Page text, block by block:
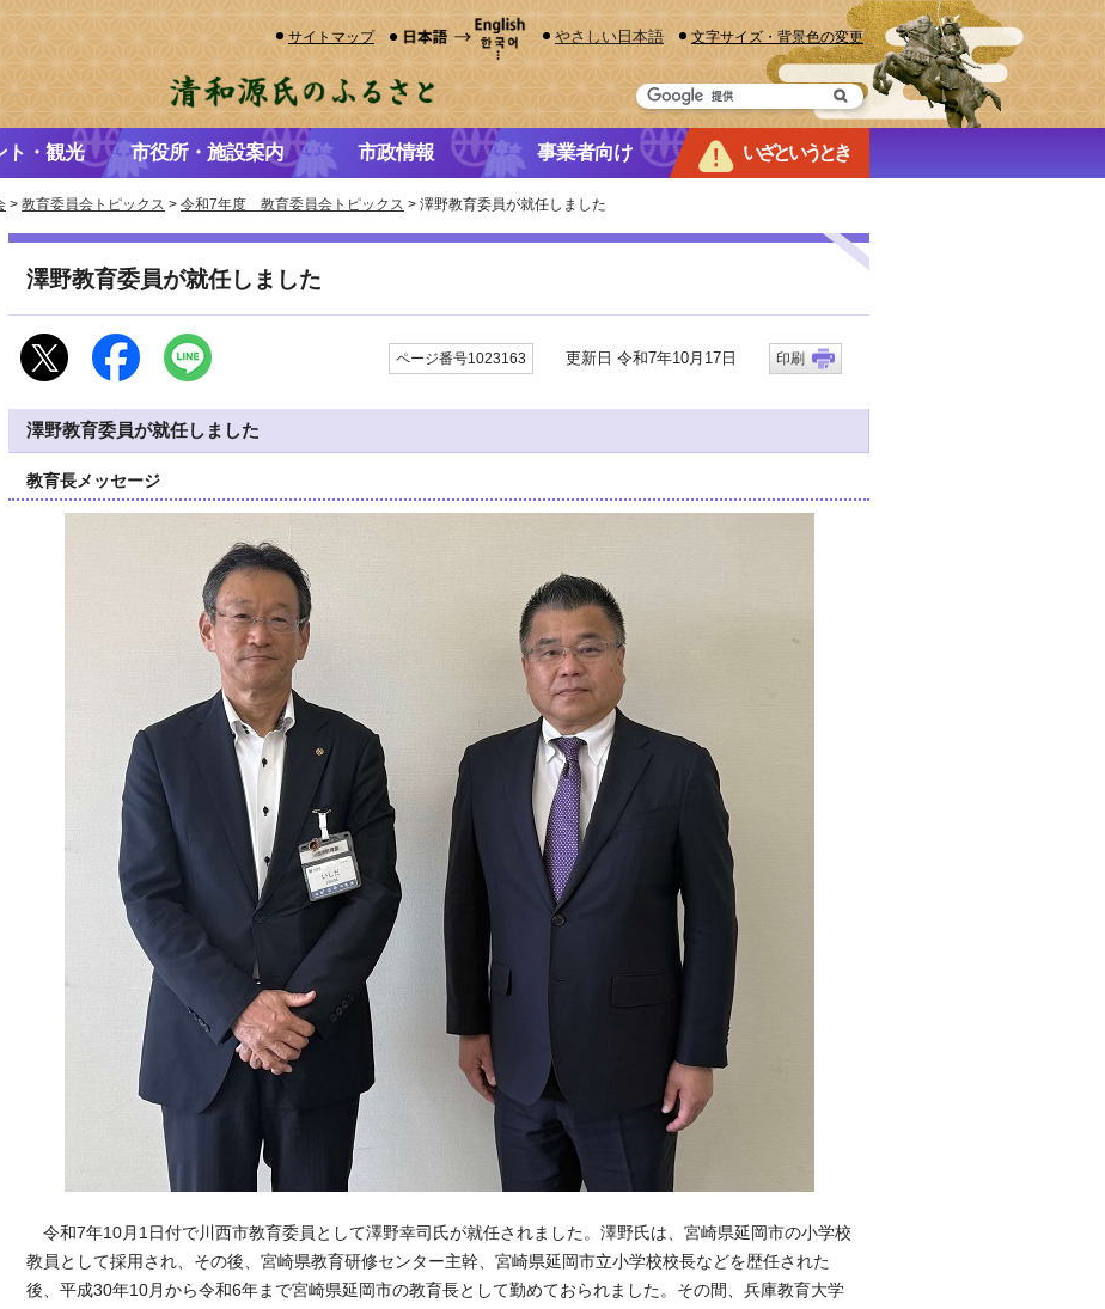
サイトマップ やさしい日本語 文字サイズ・背景色の変更
ト・観光 市役所・施設案内 市政情報 事業者向け いざというとき
> 教育委員会トピックス > 令和7年度 教育委員会トピックス > 澤野教育委員が就任しました
澤野教育委員が就任しました
ページ番号1023163 更新日 令和7年10月17日 印刷
澤野教育委員が就任しました
教育長メッセージ
令和7年10月1日付で川西市教育委員として澤野幸司氏が就任されました。澤野氏は、宮崎県延岡市の小学校
教員として採用され、その後、宮崎県教育研修センター主幹、宮崎県延岡市立小学校校長などを歴任された
後、平成30年10月から令和6年まで宮崎県延岡市の教育長として勤めておられました。その間、兵庫教育大学